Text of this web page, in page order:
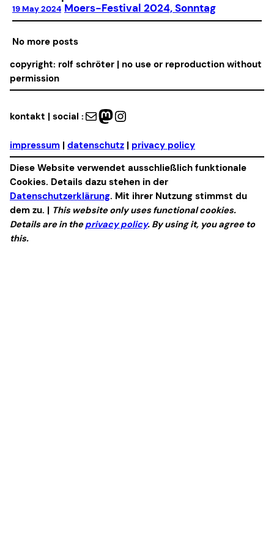
19 May 2024 Moers-Festival 2024, Sonntag
No more posts
copyright: rolf schröter | no use or reproduction without
permission
kontakt | social : Mail Mastodon Instagram
impressum | datenschutz | privacy policy
Diese Website verwendet ausschließlich funktionale
Cookies. Details dazu stehen in der
Datenschutzerklärung. Mit ihrer Nutzung stimmst du
dem zu. | This website only uses functional cookies.
Details are in theprivacy policy. By using it, you agree to
this.